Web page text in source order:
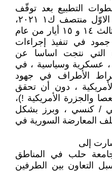
التطبيع بعد توقّف
طويل نسبيّا (اللقاء التشاوري الاوّل منتصف ك١ ٢٠٢١،
والثاني ، ٤٥ نيسان ٢٠٢٢، والثالث ١٤ و ١٥ أيار من عام
جمود في تنفيذ إجراءات
التي نتجت اساسا عن
، عسكرية وسياسية ، في
الأطراف في جهود
، دون أن تحقق
والجزرة الأمريكية !)،
/ كنسي ، وبرز بشكل
المعارضة السورية في
إلى
حلب في المناطق
التعاون بين الطرفين